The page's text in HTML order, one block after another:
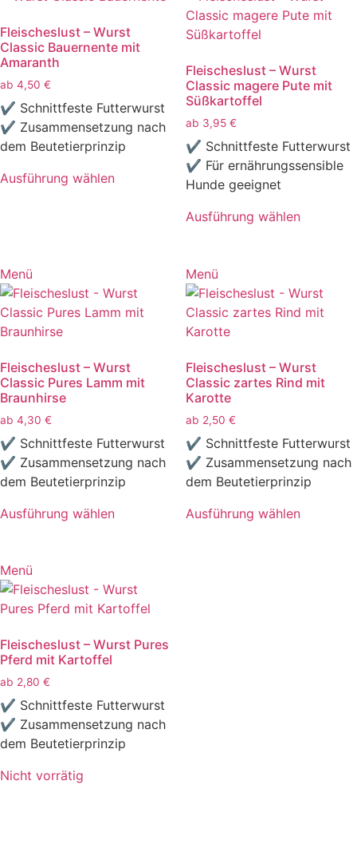
Fleischeslust – Wurst
Classic Bauernente mit
Amaranth
ab 4,50 €
✔ Schnittfeste Futterwurst
✔ Zusammensetzung nach
dem Beutetierprinzip
Ausführung wählen
Varianten
auf.
Die
Optionen
auf
der
Produktseite
gewählt
werden
Fleischeslust – Wurst
Classic magere Pute mit
Süßkartoffel
ab 3,95 €
✔ Schnittfeste Futterwurst
✔ Für ernährungssensible
Hunde geeignet
Ausführung wählen
weist
mehrere
Varianten
auf.
Optionen
können
auf
der
Produktseite
gewählt
werden
Menü
Fleischeslust – Wurst
Classic Pures Lamm mit
Braunhirse
ab 4,30 €
✔ Schnittfeste Futterwurst
✔ Zusammensetzung nach
dem Beutetierprinzip
Ausführung wählen
weist
mehrere
Varianten
Die
Optionen
können
auf
der
Produktseite
werden
Menü
Fleischeslust – Wurst
Classic zartes Rind mit
Karotte
ab 2,50 €
✔ Schnittfeste Futterwurst
✔ Zusammensetzung nach
dem Beutetierprinzip
Ausführung wählen
Menü
Fleischeslust – Wurst Pures
Pferd mit Kartoffel
ab 2,80 €
✔ Schnittfeste Futterwurst
✔ Zusammensetzung nach
dem Beutetierprinzip
Nicht vorrätig